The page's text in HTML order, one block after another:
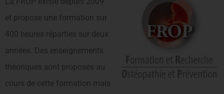
et propose une formation sur
400 heures réparties sur deux
années. Des enseignements
théoriques sont proposés au
cours de cette formation mais